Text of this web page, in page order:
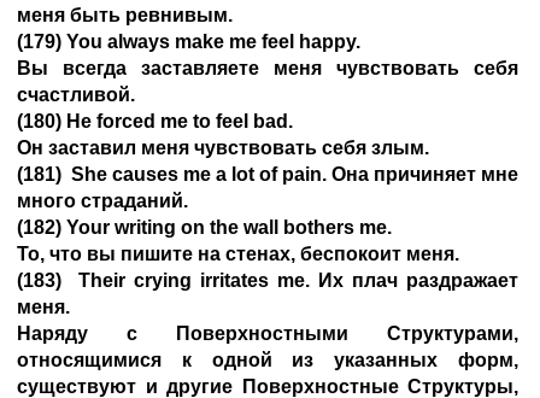
меня быть ревнивым.
(179) You always make me feel happy.
Вы всегда заставляете меня чувствовать себя
счастливой.
(180) Не forced me to feel bad.
Он заставил меня чувствовать себя злым.
(181) She causes me a lot of pain. Она причиняет мне
много страданий.
(182) Your writing on the wall bothers me.
То, что вы пишите на стенах, беспокоит меня.
(183) Their crying irritates me. Их плач раздражает
меня.
Наряду с Поверхностными Структурами,
относящимися к одной из указанных форм,
существуют и другие Поверхностные Структуры,